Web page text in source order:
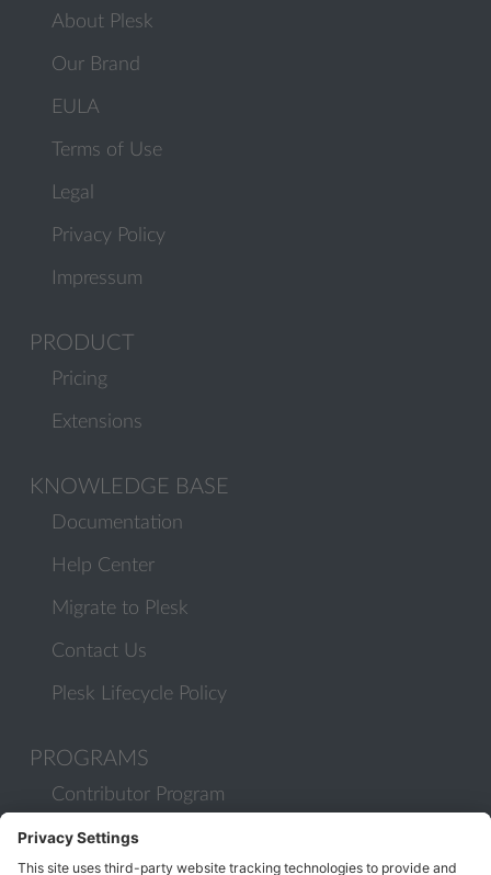
About Plesk
Our Brand
EULA
Terms of Use
Legal
Privacy Policy
Impressum
PRODUCT
Pricing
Extensions
KNOWLEDGE BASE
Documentation
Help Center
Migrate to Plesk
Contact Us
Plesk Lifecycle Policy
PROGRAMS
Contributor Program
Partner Program